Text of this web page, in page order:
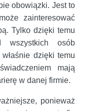
obowiązki. Jest to
zainteresować
Tylko dzięki temu
wszystkich osób
dzięki temu
mają
w danej firmie.
ponieważ